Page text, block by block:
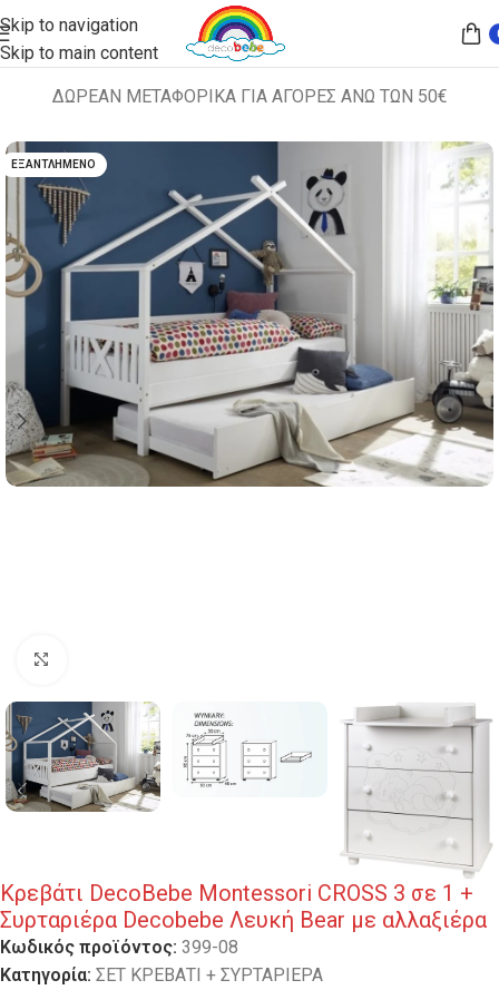
Skip to navigation
Skip to main content
ΔΩΡΕΑΝ ΜΕΤΑΦΟΡΙΚΑ ΓΙΑ ΑΓΟΡΕΣ ΑΝΩ ΤΩΝ 50€
Αρχική σελίδα ΣΕΤ ΚΡΕΒΑΤΙ + ΣΥΡΤΑΡΙΕΡΑ
ΕΞΑΝΤΛΗΜΈΝΟ
Κρεβάτι DecoBebe Montessori CROSS 3 σε 1 +
Συρταριέρα Decobebe Λευκή Bear με αλλαξιέρα
Κωδικός προϊόντος: 399-08
Κατηγορία: ΣΕΤ ΚΡΕΒΑΤΙ + ΣΥΡΤΑΡΙΕΡΑ